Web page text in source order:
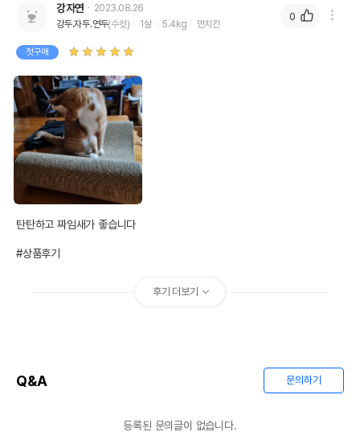
유통기한
이후인 상품이 출고됩니다.
단, 상품명에 유통기한 명시된 경우, 해당
강자연
2023.08.26
강두.자두.연두(수컷) 1살 5.4kg 먼치킨
첫구매
탄탄하고 짜임새가 좋습니다
#상품후기
0
후기 더보기
Q&A 문의하기
등록된 문의글이 없습니다.